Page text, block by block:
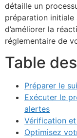
détaille un
préparation
d’améliorer la
réglementaire de
Table
Préparer le
Exécuter le
alertes
Vérification
Optimisez